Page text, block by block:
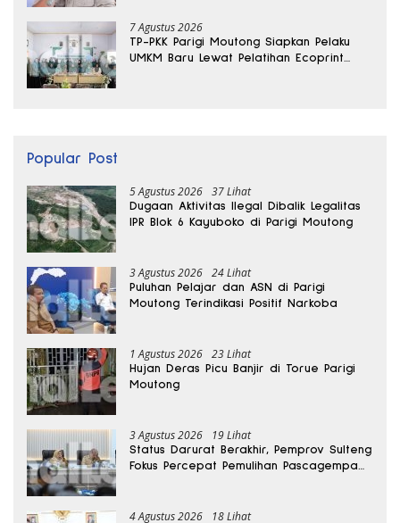
7 Agustus 2026
TP-PKK Parigi Moutong Siapkan Pelaku
UMKM Baru Lewat Pelatihan Ecoprint
Popular Post
5 Agustus 2026 37 Lihat
Dugaan Aktivitas Ilegal Dibalik Legalitas
IPR Blok 6 Kayuboko di Parigi Moutong
3 Agustus 2026 24 Lihat
Puluhan Pelajar dan ASN di Parigi
Moutong Terindikasi Positif Narkoba
1 Agustus 2026 23 Lihat
Hujan Deras Picu Banjir di Torue Parigi
Moutong
3 Agustus 2026 19 Lihat
Status Darurat Berakhir, Pemprov Sulteng
Fokus Percepat Pemulihan Pascagempa
4 Agustus 2026 18 Lihat